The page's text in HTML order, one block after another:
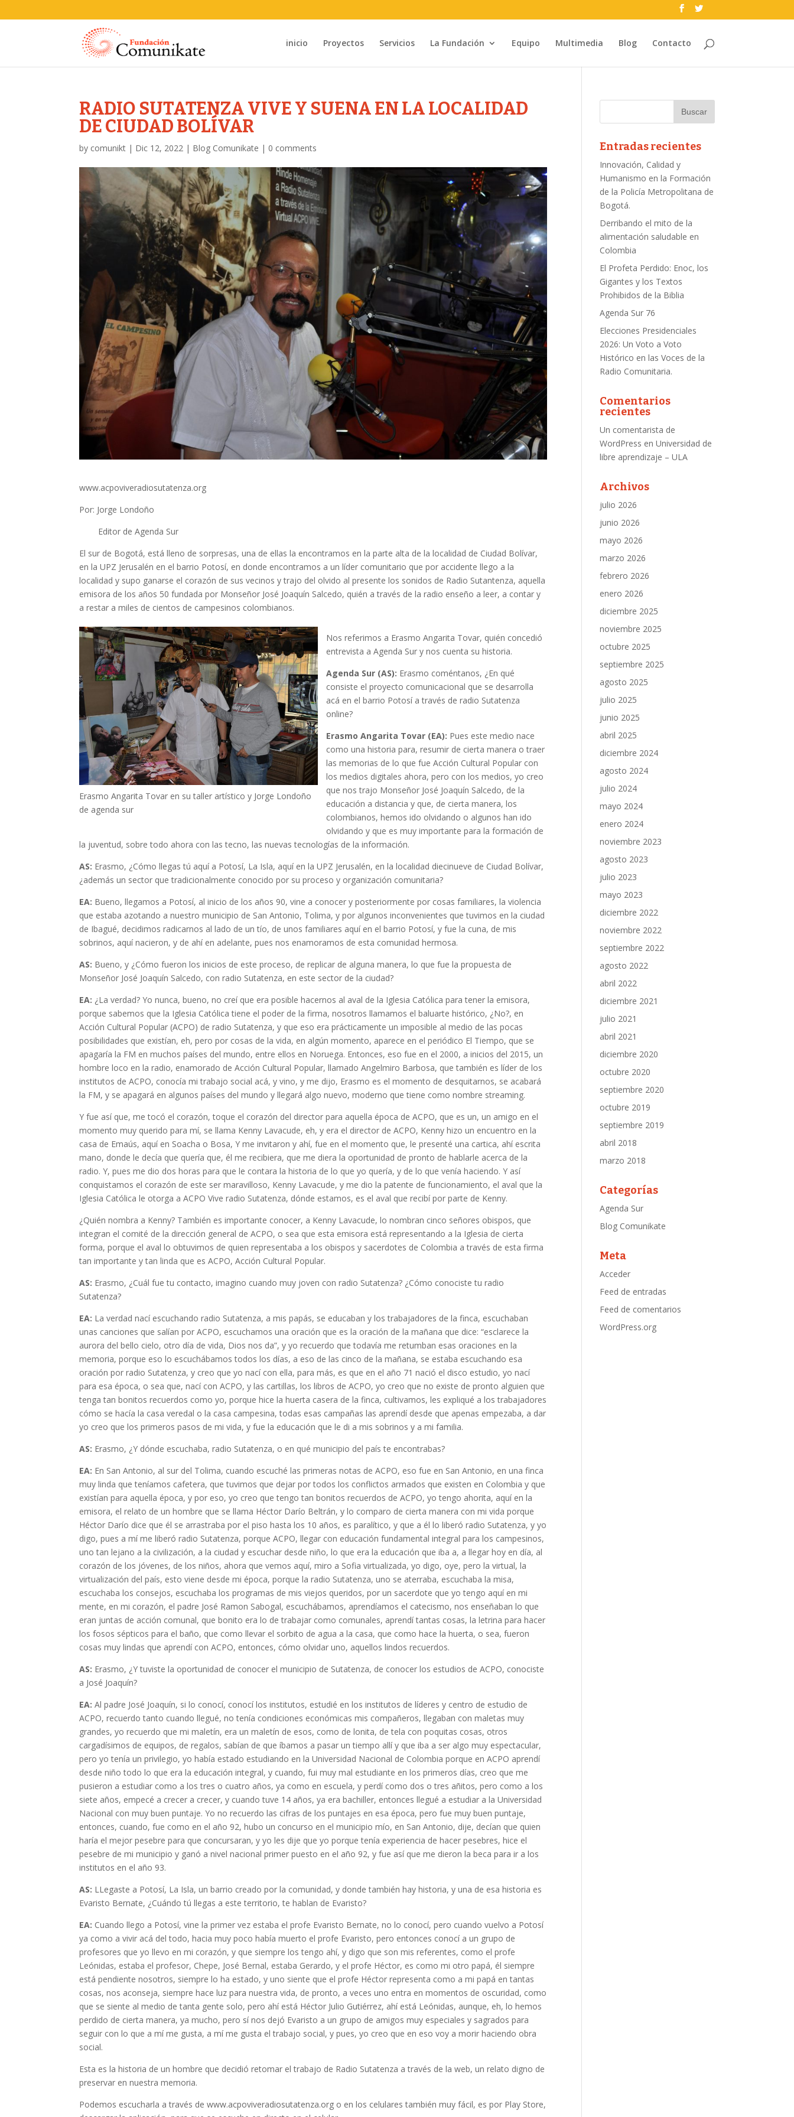
inicio Proyectos Servicios La Fundación Equipo Multimedia Blog Contacto
RADIO SUTATENZA VIVE Y SUENA EN LA LOCALIDAD
DE CIUDAD BOLÍVAR
by comunikt | Dic 12, 2022 | Blog Comunikate | 0 comments
www.acpoviveradiosutatenza.org
Por: Jorge Londoño
Editor de Agenda Sur
El sur de Bogotá, está lleno de sorpresas, una de ellas la encontramos en la parte alta de la localidad de Ciudad Bolívar,
en la UPZ Jerusalén en el barrio Potosí, en donde encontramos a un líder comunitario que por accidente llego a la
localidad y supo ganarse el corazón de sus vecinos y trajo del olvido al presente los sonidos de Radio Sutantenza, aquella
emisora de los años 50 fundada por Monseñor José Joaquín Salcedo, quién a través de la radio enseño a leer, a contar y
a restar a miles de cientos de campesinos colombianos.
Erasmo Angarita Tovar en su taller artístico y Jorge Londoño
de agenda sur
Nos referimos a Erasmo Angarita Tovar, quién concedió
entrevista a Agenda Sur y nos cuenta su historia.
Agenda Sur (AS): Erasmo coméntanos, ¿En qué
consiste el proyecto comunicacional que se desarrolla
acá en el barrio Potosí a través de radio Sutatenza
online?
Erasmo Angarita Tovar (EA): Pues este medio nace
como una historia para, resumir de cierta manera o traer
las memorias de lo que fue Acción Cultural Popular con
los medios digitales ahora, pero con los medios, yo creo
que nos trajo Monseñor José Joaquín Salcedo, de la
educación a distancia y que, de cierta manera, los
colombianos, hemos ido olvidando o algunos han ido
olvidando y que es muy importante para la formación de
la juventud, sobre todo ahora con las tecno, las nuevas tecnologías de la información.
AS: Erasmo, ¿Cómo llegas tú aquí a Potosí, La Isla, aquí en la UPZ Jerusalén, en la localidad diecinueve de Ciudad Bolívar,
¿además un sector que tradicionalmente conocido por su proceso y organización comunitaria?
EA: Bueno, llegamos a Potosí, al inicio de los años 90, vine a conocer y posteriormente por cosas familiares, la violencia
que estaba azotando a nuestro municipio de San Antonio, Tolima, y por algunos inconvenientes que tuvimos en la ciudad
de Ibagué, decidimos radicarnos al lado de un tío, de unos familiares aquí en el barrio Potosí, y fue la cuna, de mis
sobrinos, aquí nacieron, y de ahí en adelante, pues nos enamoramos de esta comunidad hermosa.
AS: Bueno, y ¿Cómo fueron los inicios de este proceso, de replicar de alguna manera, lo que fue la propuesta de
Monseñor José Joaquín Salcedo, con radio Sutatenza, en este sector de la ciudad?
EA: ¿La verdad? Yo nunca, bueno, no creí que era posible hacernos al aval de la Iglesia Católica para tener la emisora,
porque sabemos que la Iglesia Católica tiene el poder de la firma, nosotros llamamos el baluarte histórico, ¿No?, en
Acción Cultural Popular (ACPO) de radio Sutatenza, y que eso era prácticamente un imposible al medio de las pocas
posibilidades que existían, eh, pero por cosas de la vida, en algún momento, aparece en el periódico El Tiempo, que se
apagaría la FM en muchos países del mundo, entre ellos en Noruega. Entonces, eso fue en el 2000, a inicios del 2015, un
hombre loco en la radio, enamorado de Acción Cultural Popular, llamado Angelmiro Barbosa, que también es líder de los
institutos de ACPO, conocía mi trabajo social acá, y vino, y me dijo, Erasmo es el momento de desquitarnos, se acabará
la FM, y se apagará en algunos países del mundo y llegará algo nuevo, moderno que tiene como nombre streaming.
Y fue así que, me tocó el corazón, toque el corazón del director para aquella época de ACPO, que es un, un amigo en el
momento muy querido para mí, se llama Kenny Lavacude, eh, y era el director de ACPO, Kenny hizo un encuentro en la
casa de Emaús, aquí en Soacha o Bosa, Y me invitaron y ahí, fue en el momento que, le presenté una cartica, ahí escrita
mano, donde le decía que quería que, él me recibiera, que me diera la oportunidad de pronto de hablarle acerca de la
radio. Y, pues me dio dos horas para que le contara la historia de lo que yo quería, y de lo que venía haciendo. Y así
conquistamos el corazón de este ser maravilloso, Kenny Lavacude, y me dio la patente de funcionamiento, el aval que la
Iglesia Católica le otorga a ACPO Vive radio Sutatenza, dónde estamos, es el aval que recibí por parte de Kenny.
¿Quién nombra a Kenny? También es importante conocer, a Kenny Lavacude, lo nombran cinco señores obispos, que
integran el comité de la dirección general de ACPO, o sea que esta emisora está representando a la Iglesia de cierta
forma, porque el aval lo obtuvimos de quien representaba a los obispos y sacerdotes de Colombia a través de esta firma
tan importante y tan linda que es ACPO, Acción Cultural Popular.
AS: Erasmo, ¿Cuál fue tu contacto, imagino cuando muy joven con radio Sutatenza? ¿Cómo conociste tu radio
Sutatenza?
EA: La verdad nací escuchando radio Sutatenza, a mis papás, se educaban y los trabajadores de la finca, escuchaban
unas canciones que salían por ACPO, escuchamos una oración que es la oración de la mañana que dice: “esclarece la
aurora del bello cielo, otro día de vida, Dios nos da”, y yo recuerdo que todavía me retumban esas oraciones en la
memoria, porque eso lo escuchábamos todos los días, a eso de las cinco de la mañana, se estaba escuchando esa
oración por radio Sutatenza, y creo que yo nací con ella, para más, es que en el año 71 nació el disco estudio, yo nací
para esa época, o sea que, nací con ACPO, y las cartillas, los libros de ACPO, yo creo que no existe de pronto alguien que
tenga tan bonitos recuerdos como yo, porque hice la huerta casera de la finca, cultivamos, les expliqué a los trabajadores
cómo se hacía la casa veredal o la casa campesina, todas esas campañas las aprendí desde que apenas empezaba, a dar
yo creo que los primeros pasos de mi vida, y fue la educación que le di a mis sobrinos y a mi familia.
AS: Erasmo, ¿Y dónde escuchaba, radio Sutatenza, o en qué municipio del país te encontrabas?
EA: En San Antonio, al sur del Tolima, cuando escuché las primeras notas de ACPO, eso fue en San Antonio, en una finca
muy linda que teníamos cafetera, que tuvimos que dejar por todos los conflictos armados que existen en Colombia y que
existían para aquella época, y por eso, yo creo que tengo tan bonitos recuerdos de ACPO, yo tengo ahorita, aquí en la
emisora, el relato de un hombre que se llama Héctor Darío Beltrán, y lo comparo de cierta manera con mi vida porque
Héctor Darío dice que él se arrastraba por el piso hasta los 10 años, es paralítico, y que a él lo liberó radio Sutatenza, y yo
digo, pues a mí me liberó radio Sutatenza, porque ACPO, llegar con educación fundamental integral para los campesinos,
uno tan lejano a la civilización, a la ciudad y escuchar desde niño, lo que era la educación que iba a, a llegar hoy en día, al
corazón de los jóvenes, de los niños, ahora que vemos aquí, miro a Sofia virtualizada, yo digo, oye, pero la virtual, la
virtualización del país, esto viene desde mi época, porque la radio Sutatenza, uno se aterraba, escuchaba la misa,
escuchaba los consejos, escuchaba los programas de mis viejos queridos, por un sacerdote que yo tengo aquí en mi
mente, en mi corazón, el padre José Ramon Sabogal, escuchábamos, aprendíamos el catecismo, nos enseñaban lo que
eran juntas de acción comunal, que bonito era lo de trabajar como comunales, aprendí tantas cosas, la letrina para hacer
los fosos sépticos para el baño, que como llevar el sorbito de agua a la casa, que como hace la huerta, o sea, fueron
cosas muy lindas que aprendí con ACPO, entonces, cómo olvidar uno, aquellos lindos recuerdos.
AS: Erasmo, ¿Y tuviste la oportunidad de conocer el municipio de Sutatenza, de conocer los estudios de ACPO, conociste
a José Joaquín?
EA: Al padre José Joaquín, si lo conocí, conocí los institutos, estudié en los institutos de líderes y centro de estudio de
ACPO, recuerdo tanto cuando llegué, no tenía condiciones económicas mis compañeros, llegaban con maletas muy
grandes, yo recuerdo que mi maletín, era un maletín de esos, como de lonita, de tela con poquitas cosas, otros
cargadísimos de equipos, de regalos, sabían de que íbamos a pasar un tiempo allí y que iba a ser algo muy espectacular,
pero yo tenía un privilegio, yo había estado estudiando en la Universidad Nacional de Colombia porque en ACPO aprendí
desde niño todo lo que era la educación integral, y cuando, fui muy mal estudiante en los primeros días, creo que me
pusieron a estudiar como a los tres o cuatro años, ya como en escuela, y perdí como dos o tres añitos, pero como a los
siete años, empecé a crecer a crecer, y cuando tuve 14 años, ya era bachiller, entonces llegué a estudiar a la Universidad
Nacional con muy buen puntaje. Yo no recuerdo las cifras de los puntajes en esa época, pero fue muy buen puntaje,
entonces, cuando, fue como en el año 92, hubo un concurso en el municipio mío, en San Antonio, dije, decían que quien
haría el mejor pesebre para que concursaran, y yo les dije que yo porque tenía experiencia de hacer pesebres, hice el
pesebre de mi municipio y ganó a nivel nacional primer puesto en el año 92, y fue así que me dieron la beca para ir a los
institutos en el año 93.
AS: LLegaste a Potosí, La Isla, un barrio creado por la comunidad, y donde también hay historia, y una de esa historia es
Evaristo Bernate, ¿Cuándo tú llegas a este territorio, te hablan de Evaristo?
EA: Cuando llego a Potosí, vine la primer vez estaba el profe Evaristo Bernate, no lo conocí, pero cuando vuelvo a Potosí
ya como a vivir acá del todo, hacia muy poco había muerto el profe Evaristo, pero entonces conocí a un grupo de
profesores que yo llevo en mi corazón, y que siempre los tengo ahí, y digo que son mis referentes, como el profe
Leónidas, estaba el profesor, Chepe, José Bernal, estaba Gerardo, y el profe Héctor, es como mi otro papá, él siempre
está pendiente nosotros, siempre lo ha estado, y uno siente que el profe Héctor representa como a mi papá en tantas
cosas, nos aconseja, siempre hace luz para nuestra vida, de pronto, a veces uno entra en momentos de oscuridad, como
que se siente al medio de tanta gente solo, pero ahí está Héctor Julio Gutiérrez, ahí está Leónidas, aunque, eh, lo hemos
perdido de cierta manera, ya mucho, pero sí nos dejó Evaristo a un grupo de amigos muy especiales y sagrados para
seguir con lo que a mí me gusta, a mí me gusta el trabajo social, y pues, yo creo que en eso voy a morir haciendo obra
social.
Esta es la historia de un hombre que decidió retomar el trabajo de Radio Sutatenza a través de la web, un relato digno de
preservar en nuestra memoria.
Podemos escucharla a través de www.acpoviveradiosutatenza.org o en los celulares también muy fácil, es por Play Store,
Entradas recientes
Innovación, Calidad y
Humanismo en la Formación
de la Policía Metropolitana de
Bogotá.
Derribando el mito de la
alimentación saludable en
Colombia
El Profeta Perdido: Enoc, los
Gigantes y los Textos
Prohibidos de la Biblia
Agenda Sur 76
Elecciones Presidenciales
2026: Un Voto a Voto
Histórico en las Voces de la
Radio Comunitaria.
Comentarios
recientes
Un comentarista de
WordPress enUniversidad de
libre aprendizaje – ULA
Archivos
julio 2026
junio 2026
mayo 2026
marzo 2026
febrero 2026
enero 2026
diciembre 2025
noviembre 2025
octubre 2025
septiembre 2025
agosto 2025
julio 2025
junio 2025
abril 2025
diciembre 2024
agosto 2024
julio 2024
mayo 2024
enero 2024
noviembre 2023
agosto 2023
julio 2023
mayo 2023
diciembre 2022
noviembre 2022
septiembre 2022
agosto 2022
abril 2022
diciembre 2021
julio 2021
abril 2021
diciembre 2020
octubre 2020
septiembre 2020
octubre 2019
septiembre 2019
abril 2018
marzo 2018
Categorías
Agenda Sur
Blog Comunikate
Meta
Acceder
Feed de entradas
Feed de comentarios
WordPress.org